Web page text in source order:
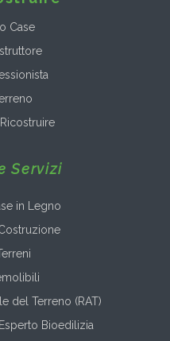
Case
Servizi
in Legno
del Terreno (RAT)
Bioedilizia